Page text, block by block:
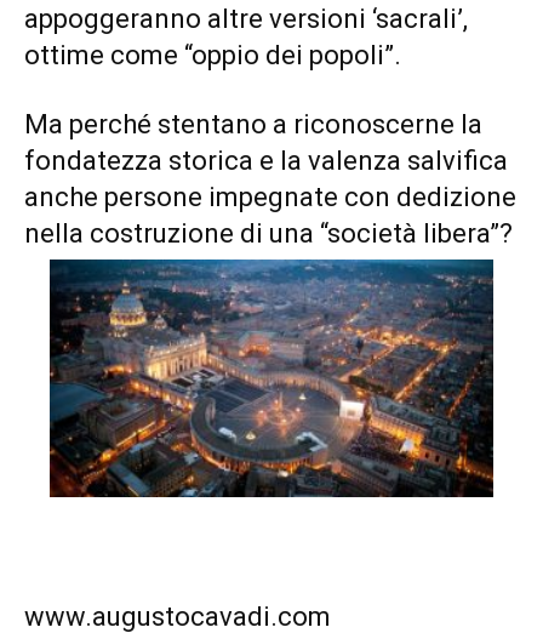
appoggeranno altre versioni ‘sacrali’,
ottime come “oppio dei popoli”.
Ma perché stentano a riconoscerne la
fondatezza storica e la valenza salvifica
anche persone impegnate con dedizione
nella costruzione di una “società libera”?
www.augustocavadi.com